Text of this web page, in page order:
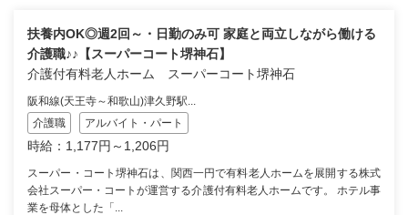
扶養内OK◎週2回～・日勤のみ可 家庭と両立しながら働ける
介護職♪♪【スーパーコート堺神石】
介護付有料老人ホーム スーパーコート堺神石
阪和線(天王寺～和歌山)津久野駅...
介護職
アルバイト・パート
時給：1,177円～1,206円
スーパー・コート堺神石は、関西一円で有料老人ホームを展開する株式
会社スーパー・コートが運営する介護付有料老人ホームです。 ホテル事
業を母体とした「...